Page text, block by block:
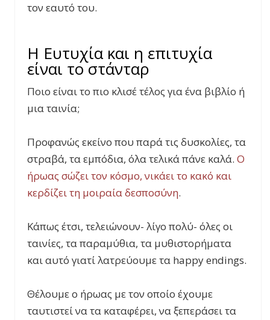
τον εαυτό του.
Η Ευτυχία και η επιτυχία
είναι το στάνταρ
Ποιο είναι το πιο κλισέ τέλος για ένα βιβλίο ή
μια ταινία;
Προφανώς εκείνο που παρά τις δυσκολίες, τα
στραβά, τα εμπόδια, όλα τελικά πάνε καλά. Ο
ήρωας σώζει τον κόσμο, νικάει το κακό και
κερδίζει τη μοιραία δεσποσύνη.
Κάπως έτσι, τελειώνουν- λίγο πολύ- όλες οι
ταινίες, τα παραμύθια, τα μυθιστορήματα
και αυτό γιατί λατρεύουμε τα happy endings.
Θέλουμε ο ήρωας με τον οποίο έχουμε
ταυτιστεί να τα καταφέρει, να ξεπεράσει τα